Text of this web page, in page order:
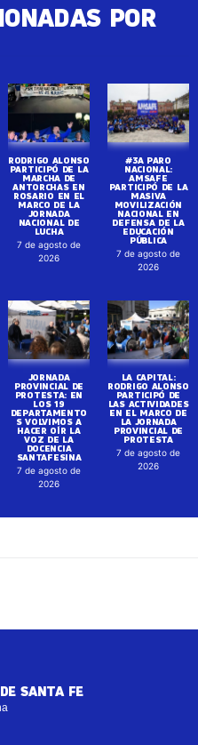
POR
RODRIGO ALONSO
PARTICIPÓ DE LA
MARCHA DE
ANTORCHAS EN
ROSARIO EN EL
MARCO DE LA
JORNADA
NACIONAL DE
LUCHA
7 de agosto de
2026
#3A PARO
NACIONAL:
AMSAFE
PARTICIPÓ DE LA
MASIVA
MOVILIZACIÓN
NACIONAL EN
DEFENSA DE LA
EDUCACIÓN
PÚBLICA
7 de agosto de
2026
JORNADA
PROVINCIAL DE
PROTESTA: EN
LOS 19
DEPARTAMENTO
S VOLVIMOS A
HACER OÍR LA
VOZ DE LA
DOCENCIA
SANTAFESINA
7 de agosto de
2026
LA CAPITAL:
RODRIGO ALONSO
PARTICIPÓ DE
LAS ACTIVIDADES
EN EL MARCO DE
LA JORNADA
PROVINCIAL DE
PROTESTA
7 de agosto de
2026
SANTA FE